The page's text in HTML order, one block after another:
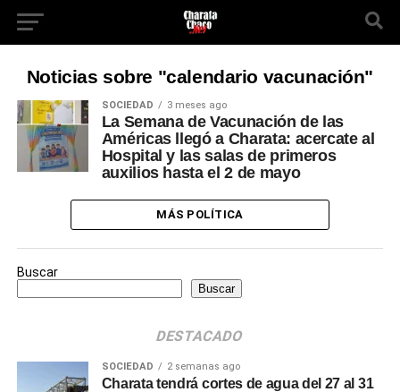
Noticias sobre "calendario vacunación"
SOCIEDAD 3 meses ago
La Semana de Vacunación de las
Américas llegó a Charata: acercate al
Hospital y las salas de primeros
auxilios hasta el 2 de mayo
MÁS POLÍTICA
Buscar
Buscar
DESTACADO
SOCIEDAD 2 semanas ago
Charata tendrá cortes de agua del 27 al 31